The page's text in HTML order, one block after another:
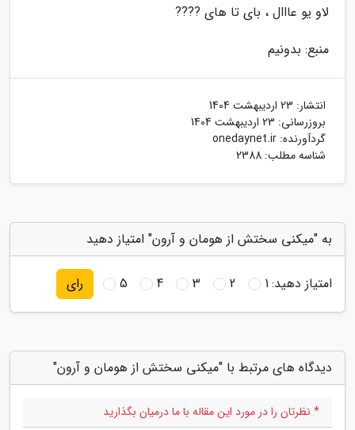
لاو یو عااال ، بای تا های ????
منبع: بدونیم
انتشار: 23 اردیبهشت 1404
بروزرسانی: 23 اردیبهشت 1404
گردآورنده: onedaynet.ir
شناسه مطلب: 2388
به "میکنی سختش از هومان و آرون" امتیاز دهید
امتیاز دهید:1
2
3
4
5 رای
دیدگاه های مرتبط با "میکنی سختش از هومان و آرون"
* نظرتان را در مورد این مقاله با ما درمیان بگذارید